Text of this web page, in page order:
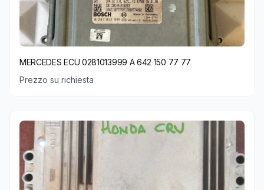
MERCEDES ECU 0281013999 A 642 150 77 77
Prezzo su richiesta